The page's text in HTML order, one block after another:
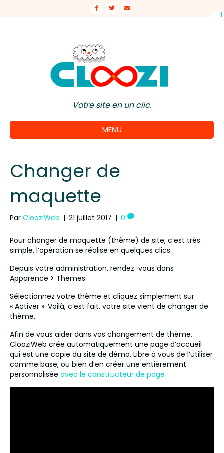
Facebook
TwitterEmail
Votre site en un clic.
MENU
Changer de
maquette
Par ClooziWeb | 21 juillet 2017 | 0
Pour changer de maquette (thème) de site, c’est très
simple, l’opération se réalise en quelques clics.
Depuis votre administration, rendez-vous dans
Apparence > Themes.
Sélectionnez votre thème et cliquez simplement sur
« Activer ». Voilà, c’est fait, votre site vient de changer de
thème.
Afin de vous aider dans vos changement de thème,
ClooziWeb crée automatiquement une page d’accueil
qui est une copie du site de démo. Libre à vous de l’utiliser
comme base, ou bien d’en créer une entièrement
personnalisée avec le constructeur de page